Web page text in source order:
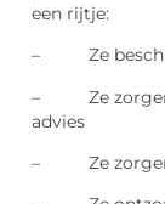
een rijtje:
– Ze
– Ze zorgen
advies
– Ze zorgen